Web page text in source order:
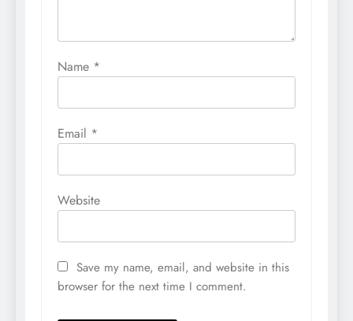
Name *
Email *
Website
Save my name, email, and website in this
browser for the next time I comment.